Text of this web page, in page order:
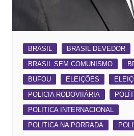
BRASIL
BRASIL DEVEDOR
BRASIL SEM COMUNISMO
BUFOU
ELEIÇÕES
POLICIA RODOVIIÁRIA
POLITICA INTERNACIONAL
POLITICA NA PORRADA